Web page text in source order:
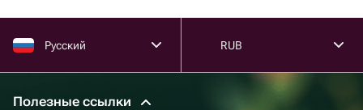
Русский RUB
Полезные ссылки